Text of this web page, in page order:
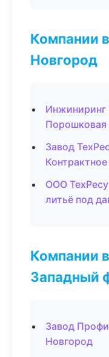
Компании
Новгород
Инжиниринг
Порошковая
Завод
ООО
литьё под
Компании
Западный
Завод
Новгород